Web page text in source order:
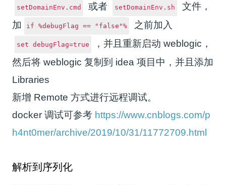
setDomainEnv.cmd 或者 setDomainEnv.sh
文件，
加
if %debugFlag == "false"% 之前加入
set debugFlag=true
，并且重新启动 weblogic，
然后将 weblogic 复制到 idea 项目中，并且添加
Libraries
新增 Remote 方式进行远程调试。
docker 调试可参考 https://www.cnblogs.com/p
h4nt0mer/archive/2019/10/31/11772709.html
解析到序列化